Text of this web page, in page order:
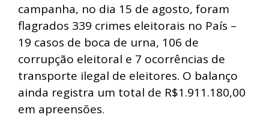
campanha, no dia 15 de agosto, foram
flagrados 339 crimes eleitorais no País –
19 casos de boca de urna, 106 de
corrupção eleitoral e 7 ocorrências de
transporte ilegal de eleitores. O balanço
ainda registra um total de R$1.911.180,00
em apreensões.